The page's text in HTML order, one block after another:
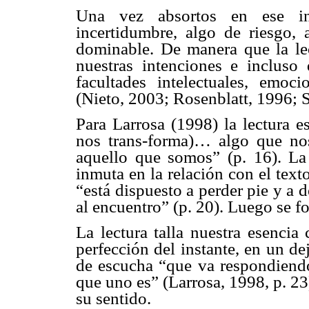
Una vez absortos en ese
incertidumbre, algo de
dominable. De manera que la
nuestras intenciones e incluso
facultades intelectuales,
(Nieto, 2003; Rosenblatt, 1996;
Para Larrosa (1998) la lectura
nos trans-forma)… algo que
aquello que somos” (p. 16).
inmuta en la relación con el
“está dispuesto a perder pie y a
al encuentro” (p. 20). Luego se
La lectura talla nuestra esencia
perfección del instante, en un
de escucha “que va
que uno es” (Larrosa, 1998, p.
su sentido.